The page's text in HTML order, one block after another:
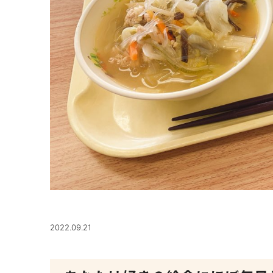
2022.09.21